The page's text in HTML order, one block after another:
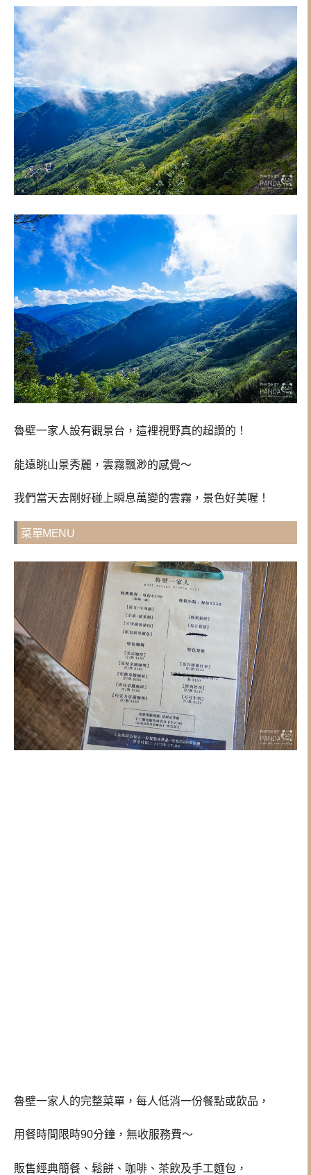
魯壁一家人設有觀景台，這裡視野真的超讚的！
能遠眺山景秀麗，雲霧飄渺的感覺～
我們當天去剛好碰上瞬息萬變的雲霧，景色好美喔！
菜單MENU
魯壁一家人的完整菜單，每人低消一份餐點或飲品，
用餐時間限時90分鐘，無收服務費～
販售經典簡餐、鬆餅、咖啡、茶飲及手工麵包，